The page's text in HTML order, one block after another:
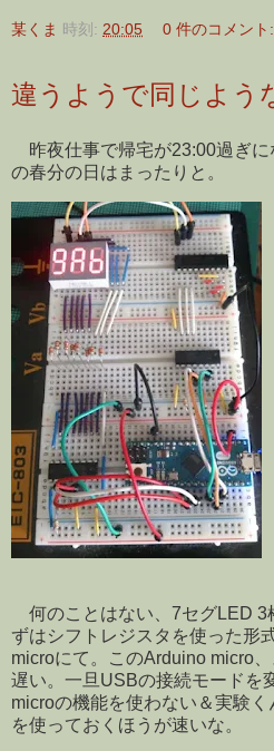
某くま 時刻: 20:05 0 件のコメント:
違うようで同じよう
昨夜仕事で帰宅が23:00過ぎに
の春分の日はまったりと。
何のことはない、7セグLED 3
ずはシフトレジスタを使った形
microにて。このArduino micro
遅い。一旦USBの接続モードを
microの機能を使わない＆実験
を使っておくほうが速いな。